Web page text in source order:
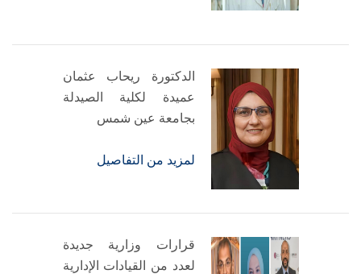
الدكتورة ريحاب عثمان
عميدة لكلية الصيدلة
بجامعة عين شمس
لمزيد من التفاصيل
قرارات وزارية جديدة
لعدد من القيادات الإدارية